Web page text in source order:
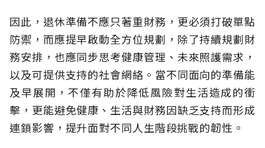
因此，退休準備不應只著重財務，更必須打破單點
防禦，而應提早啟動全方位規劃，除了持續規劃財
務安排，也應同步思考健康管理、未來照護需求，
以及可提供支持的社會網絡。當不同面向的準備能
及早展開，不僅有助於降低風險對生活造成的衝
擊，更能避免健康、生活與財務因缺乏支持而形成
連鎖影響，提升面對不同人生階段挑戰的韌性。